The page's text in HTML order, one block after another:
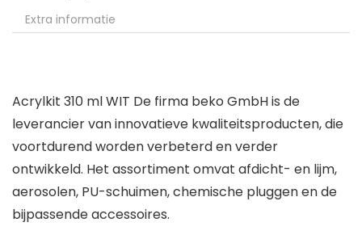
Extra informatie
Acrylkit 310 ml WIT De firma beko GmbH is de
leverancier van innovatieve kwaliteitsproducten, die
voortdurend worden verbeterd en verder
ontwikkeld. Het assortiment omvat afdicht- en lijm,
aerosolen, PU-schuimen, chemische pluggen en de
bijpassende accessoires.